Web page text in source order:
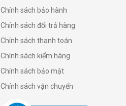
Chính sách bảo hành
Chính sách đổi trả hàng
Chính sách thanh toán
Chính sách kiểm hàng
Chính sách bảo mật
Chính sách vận chuyển